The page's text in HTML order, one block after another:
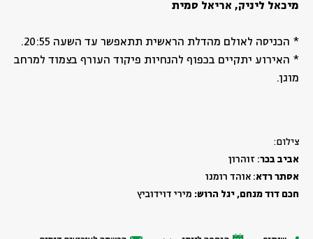
מיכאל ליניק, אריאל סמית
* הכניסה לאולם מהדלת הראשית תתאפשר עד השעה 20:55.
* האירוע יתקיים בכפוף להנחיות פיקוד העורף בצמוד למרחב
מוגן.
צילום:
אביב בכר: זוהרון
אסתר רדא: אוהד רומנו
חכם דוד מנחם, יגל הרוש: מירי דוידוביץ